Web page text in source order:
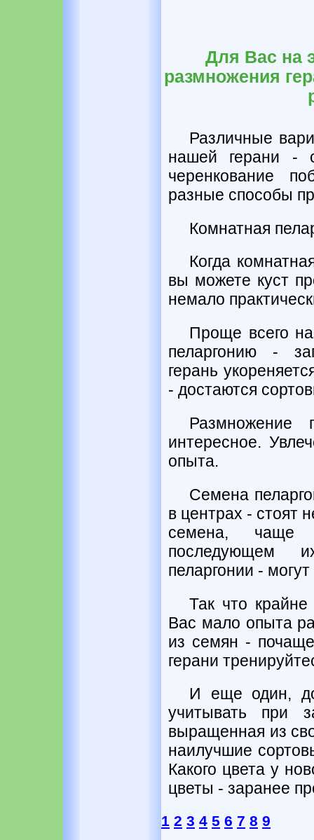
Для Вас на
размножения
Различные
нашей герани -
черенкование
разные способы
Комнатная
Когда
вы можете куст
немало
Проще всего
пеларгонию -
герань
- достаются
Размножение
интересное.
опыта.
Семена
в центрах - стоят
семена,
последующем
пеларгонии - могут
Так что
Вас мало опыта
из семян -
герани
И еще один,
учитывать при
выращенная из
наилучшие
Какого цвета у
цветы - заранее
1 2 3 4 5 6 7 8 9